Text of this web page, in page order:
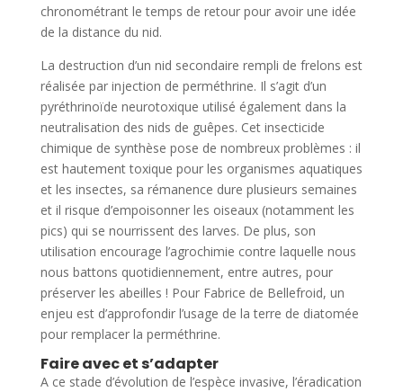
chronométrant le temps de retour pour avoir une idée
de la distance du nid.
La destruction d’un nid secondaire rempli de frelons est
réalisée par injection de perméthrine. Il s’agit d’un
pyréthrinoïde neurotoxique utilisé également dans la
neutralisation des nids de guêpes. Cet insecticide
chimique de synthèse pose de nombreux problèmes : il
est hautement toxique pour les organismes aquatiques
et les insectes, sa rémanence dure plusieurs semaines
et il risque d’empoisonner les oiseaux (notamment les
pics) qui se nourrissent des larves. De plus, son
utilisation encourage l’agrochimie contre laquelle nous
nous battons quotidiennement, entre autres, pour
préserver les abeilles ! Pour Fabrice de Bellefroid, un
enjeu est d’approfondir l’usage de la terre de diatomée
pour remplacer la perméthrine.
Faire avec et s’adapter
A ce stade d’évolution de l’espèce invasive, l’éradication